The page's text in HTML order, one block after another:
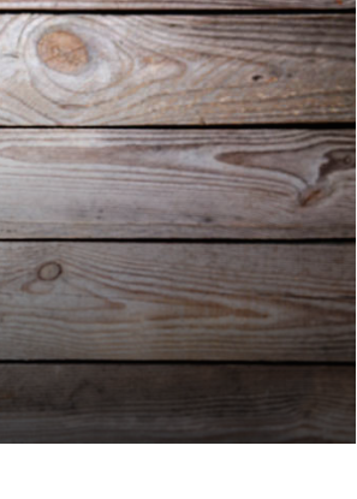
Ervaring met One2Track GPS
kinderhorloge
Fortnite voor een 8-jarige: wel of niet?
Hoe vertel je (niet) aan je kind dat
Sinterklaas niet bestaat
Wanneer is het tijd voor een
kinderhorloge?
FurReal friends Rock-A-Too, de